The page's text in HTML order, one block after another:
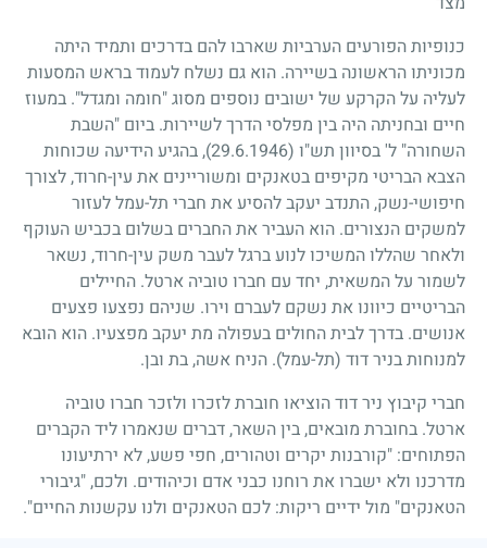
כנופיות הפורעים הערביות שארבו להם בדרכים ותמיד היתה
מכוניתו הראשונה בשיירה. הוא גם נשלח לעמוד בראש המסעות
לעליה על הקרקע של ישובים נוספים מסוג "חומה ומגדל". במעוז
חיים ובחניתה היה בין מפלסי הדרך לשיירות. ביום "השבת
השחורה" ל' בסיוון תש"ו (29.6.1946)
, בהגיע הידיעה שכוחות
הצבא הבריטי מקיפים בטאנקים ומשוריינים את עין-חרוד, לצורך
חיפושי-נשק, התנדב יעקב להסיע את חברי תל-עמל לעזור
למשקים הנצורים. הוא העביר את החברים בשלום בכביש העוקף
ולאחר שהללו המשיכו לנוע ברגל לעבר משק עין-חרוד, נשאר
לשמור על המשאית, יחד עם חברו טוביה ארטל. החיילים
הבריטיים כיוונו את נשקם לעברם וירו. שניהם נפצעו פצעים
אנושים. בדרך לבית החולים בעפולה מת יעקב מפצעיו. הוא הובא
למנוחות בניר דוד (תל-עמל). הניח אשה, בת ובן.
חברי קיבוץ ניר דוד הוציאו חוברת לזכרו ולזכר חברו טוביה
ארטל. בחוברת מובאים, בין השאר, דברים שנאמרו ליד הקברים
הפתוחים: "קורבנות יקרים וטהורים, חפי פשע, לא ירתיעונו
מדרכנו ולא ישברו את רוחנו כבני אדם וכיהודים. ולכם, "גיבורי
הטאנקים" מול ידיים ריקות: לכם הטאנקים ולנו עקשנות החיים".